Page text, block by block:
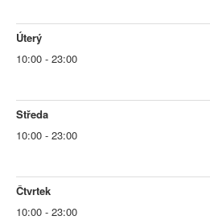
Úterý
10:00 - 23:00
Středa
10:00 - 23:00
Čtvrtek
10:00 - 23:00